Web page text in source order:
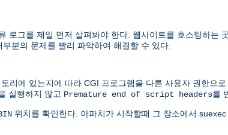
로그를 제일 먼저 살펴봐야 한다. 웹사이트를 호스팅하는
분의 문제를 빨리 파악하여 해결할 수 있다.
리에 있는지에 따라 CGI 프로그램을 다른 사용자 권한으
실행하지 않고 Premature end of script headers를
위치를 확인한다. 아파치가 시작할때 그 장소에서